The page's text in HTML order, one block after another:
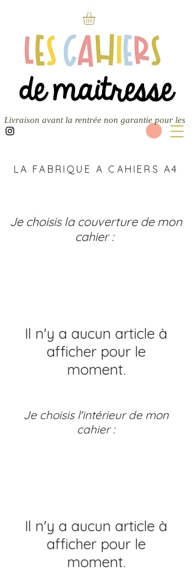
Livraison avant la rentrée non garantie pour les
LA FABRIQUE A CAHIERS A4
Je choisis la couverture de mon
cahier :
Il n'y a aucun article à
afficher pour le
moment.
Je choisis l'intérieur de mon
cahier :
Il n'y a aucun article à
afficher pour le
moment.